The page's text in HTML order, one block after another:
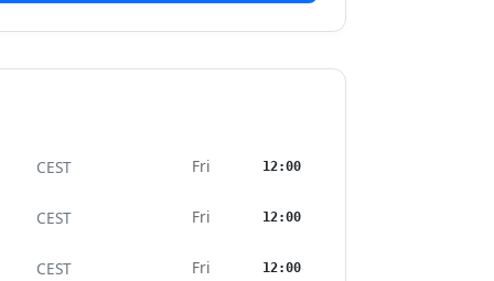
CEST Fri 12:00
CEST Fri 12:00
CEST Fri 12:00